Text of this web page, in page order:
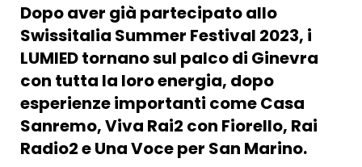
Dopo aver già partecipato allo
Swissitalia Summer Festival 2023, i
LUMIED tornano sul palco di Ginevra
con tutta la loro energia, dopo
esperienze importanti comeCasa
Sanremo,Viva Rai2 con Fiorello, Rai
Radio2eUna Voce per San Marino.